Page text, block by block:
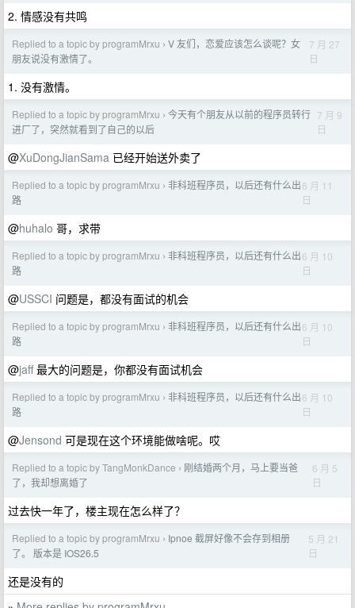
2. 情感没有共鸣
Replied to a topic by programMrxu › V 友们，恋爱应该怎么谈呢？女
朋友说没有激情了。
7 月 27
日
1. 没有激情。
Replied to a topic by programMrxu › 今天有个朋友从以前的程序员转行
进厂了，突然就看到了自己的以后
7 月 9
日
@XuDongJianSama 已经开始送外卖了
Replied to a topic by programMrxu › 非科班程序员，以后还有什么出
路
6 月 11
日
@huhalo 哥，求带
Replied to a topic by programMrxu › 非科班程序员，以后还有什么出
路
6 月 10
日
@USSCI 问题是，都没有面试的机会
Replied to a topic by programMrxu › 非科班程序员，以后还有什么出
路
6 月 10
日
@jaff最大的问题是，你都没有面试机会
Replied to a topic by programMrxu › 非科班程序员，以后还有什么出
路
6 月 10
日
@Jensond 可是现在这个环境能做啥呢。哎
Replied to a topic by TangMonkDance › 刚结婚两个月，马上要当爸
了，我却想离婚了
6 月 5
日
过去快一年了，楼主现在怎么样了？
Replied to a topic by programMrxu › Ipnoe 截屏好像不会存到相册
了。 版本是 IOS26.5
5 月 21
日
还是没有的